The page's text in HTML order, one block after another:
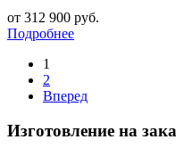
от 312 900 руб.
Подробнее
1
2
Вперед
Изготовление на